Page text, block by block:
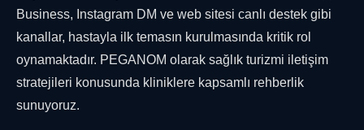
Business, Instagram DM ve web sitesi canlı destek gibi
kanallar, hastayla ilk temasın kurulmasında kritik rol
oynamaktadır. PEGANOM olarak sağlık turizmi iletişim
stratejileri konusunda kliniklere kapsamlı rehberlik
sunuyoruz.